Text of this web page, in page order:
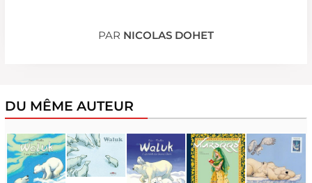
PAR NICOLAS DOHET
DU MÊME AUTEUR